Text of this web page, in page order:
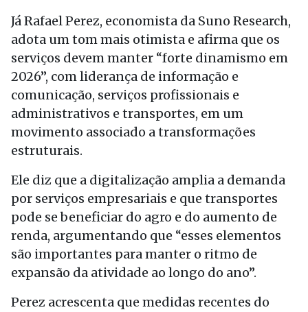
Já Rafael Perez, economista da Suno Research,
adota um tom mais otimista e afirma que os
serviços devem manter “forte dinamismo em
2026”, com liderança de informação e
comunicação, serviços profissionais e
administrativos e transportes, em um
movimento associado a transformações
estruturais.
Ele diz que a digitalização amplia a demanda
por serviços empresariais e que transportes
pode se beneficiar do agro e do aumento de
renda, argumentando que “esses elementos
são importantes para manter o ritmo de
expansão da atividade ao longo do ano”.
Perez acrescenta que medidas recentes do